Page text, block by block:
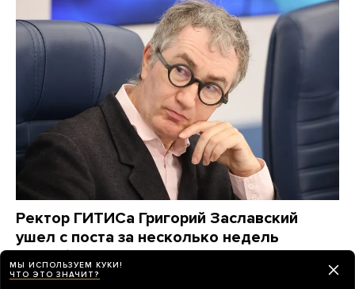
Ректор ГИТИСа Григорий Заславский
ушел с поста за несколько недель
до выборов. Он возглавил институт как
протеже Владимира Мединского и десять
МЫ ИСПОЛЬЗУЕМ КУКИ!
ЧТО ЭТО ЗНАЧИТ?